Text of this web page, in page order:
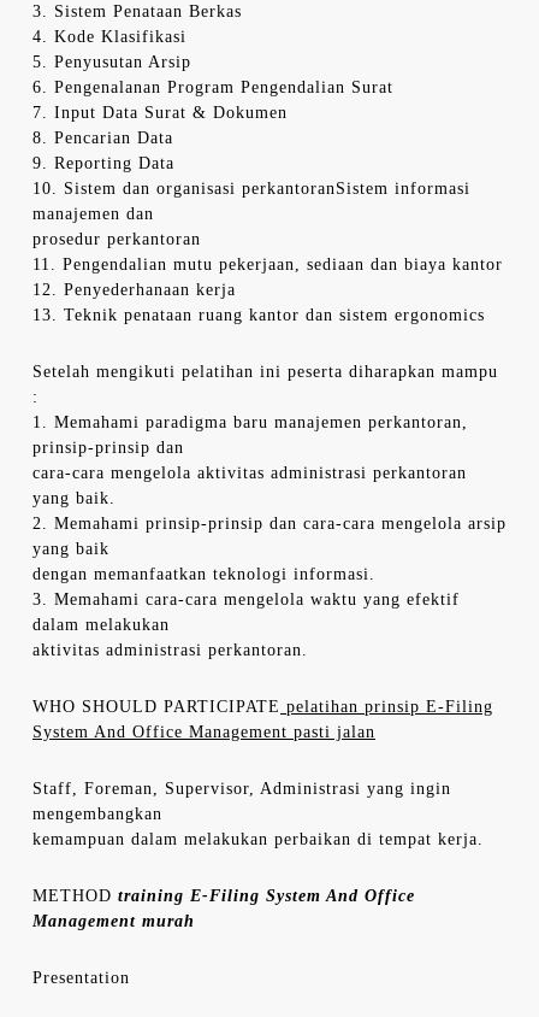
3. Sistem Penataan Berkas
4. Kode Klasifikasi
5. Penyusutan Arsip
6. Pengenalanan Program Pengendalian Surat
7. Input Data Surat & Dokumen
8. Pencarian Data
9. Reporting Data
10. Sistem dan organisasi perkantoranSistem informasi
manajemen dan
prosedur perkantoran
11. Pengendalian mutu pekerjaan, sediaan dan biaya kantor
12. Penyederhanaan kerja
13. Teknik penataan ruang kantor dan sistem ergonomics
Setelah mengikuti pelatihan ini peserta diharapkan mampu
:
1. Memahami paradigma baru manajemen perkantoran,
prinsip-prinsip dan
cara-cara mengelola aktivitas administrasi perkantoran
yang baik.
2. Memahami prinsip-prinsip dan cara-cara mengelola arsip
yang baik
dengan memanfaatkan teknologi informasi.
3. Memahami cara-cara mengelola waktu yang efektif
dalam melakukan
aktivitas administrasi perkantoran.
WHO SHOULD PARTICIPATE pelatihan prinsip E-Filing
System And Office Management pasti jalan
Staff, Foreman, Supervisor, Administrasi yang ingin
mengembangkan
kemampuan dalam melakukan perbaikan di tempat kerja.
METHOD training E-Filing System And Office
Management murah
Presentation